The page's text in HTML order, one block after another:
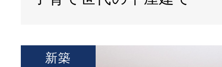
新築